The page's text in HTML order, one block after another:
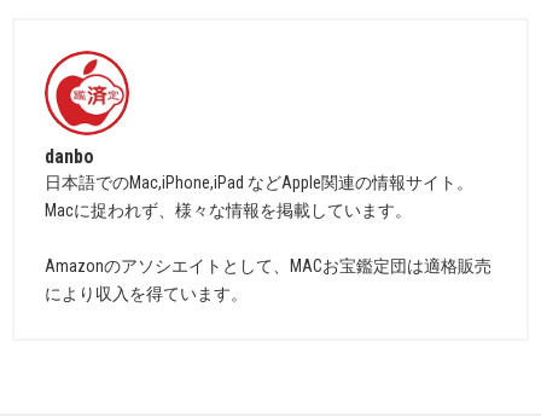
danbo
日本語でのMac,iPhone,iPad などApple関連の情報サイト。
Macに捉われず、様々な情報を掲載しています。
Amazonのアソシエイトとして、MACお宝鑑定団は適格販売
により収入を得ています。